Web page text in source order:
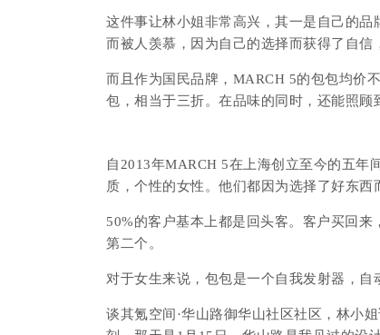
这件事让林小姐非常高兴，其一是自己的
而被人羡慕，因为自己的选择而获得了自信
而且作为国民品牌，MARCH 5的包包均价
包，相当于三折。在品味的同时，还能照顾
自2013年MARCH 5在上海创立至今的五年
质，个性的女性。他们都因为选择了好东西
50%的客户基本上都是回头客。 客户买回来
第二个。
对于女生来说，包包是一个自我发射器，自
谈其氪空间·华山路御华山社区社区，林小姐